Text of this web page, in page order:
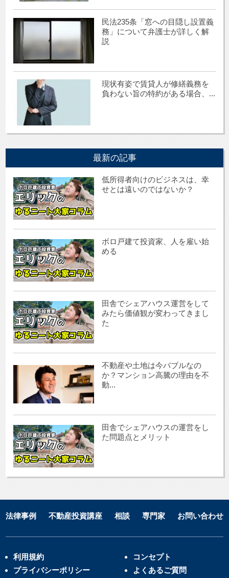
民法235条「窓への目隠し設置義
務」について弁護士が詳しく解
説
現状有姿で賃貸人が修繕義務を
負わない旨の特約がある場合、...
最新の記事
低所得者向けのビジネスは、幸
せとは遠いのではないか？
ボロ戸建て投資家、人を雇い始
める
田舎でシェアハウス運営をして
みたら価値観が変わってきまし
た
不動産や土地は今バブルなの
か？マンション高騰の理由を不
動...
田舎でシェアハウスの運営をし
た問題点とメリット
法律事例 不動産投資講座 相談 専門家 お問い合わせ
利用規約
プライバシーポリシー
コンセプト
よくあるご質問